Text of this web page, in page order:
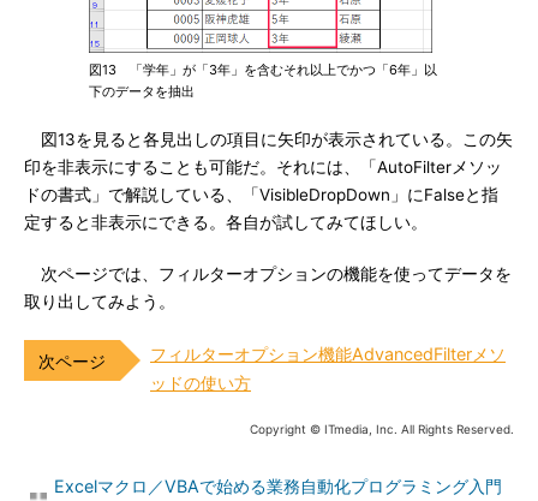
図13 「学年」が「3年」を含むそれ以上でかつ「6年」以
下のデータを抽出
図13を見ると各見出しの項目に矢印が表示されている。この矢
印を非表示にすることも可能だ。それには、「AutoFilterメソッ
ドの書式」で解説している、「VisibleDropDown」にFalseと指
定すると非表示にできる。各自が試してみてほしい。
次ページでは、フィルターオプションの機能を使ってデータを
取り出してみよう。
フィルターオプション機能AdvancedFilterメソ
ッドの使い方
Copyright © ITmedia, Inc. All Rights Reserved.
Excelマクロ／VBAで始める業務自動化プログラミング入門